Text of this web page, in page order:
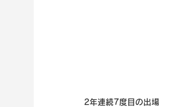
2年連続7度目の出場